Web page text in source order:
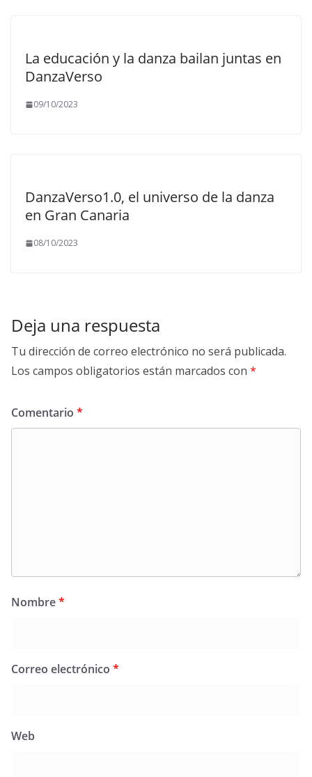
La educación y la danza bailan juntas en
DanzaVerso
09/10/2023
DanzaVerso1.0, el universo de la danza
en Gran Canaria
08/10/2023
Deja una respuesta
Tu dirección de correo electrónico no será publicada.
Los campos obligatorios están marcados con *
Comentario *
Nombre*
Correo electrónico *
Web